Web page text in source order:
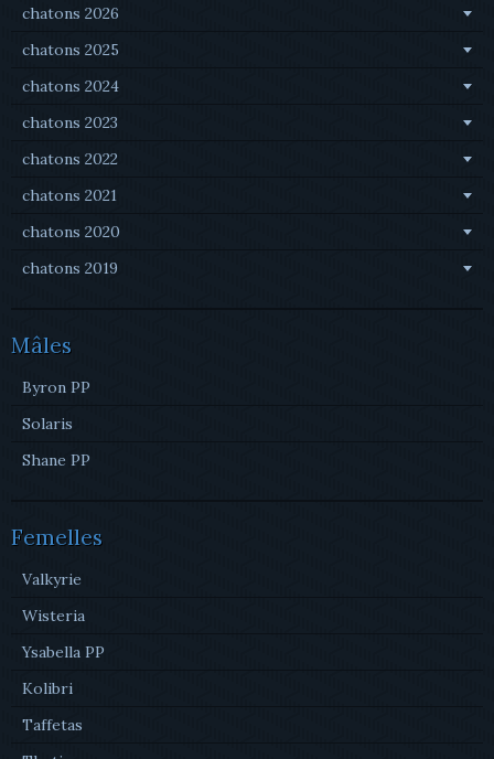
chatons 2026
chatons 2025
chatons 2024
chatons 2023
chatons 2022
chatons 2021
chatons 2020
chatons 2019
Mâles
Byron PP
Solaris
Shane PP
Femelles
Valkyrie
Wisteria
Ysabella PP
Kolibri
Taffetas